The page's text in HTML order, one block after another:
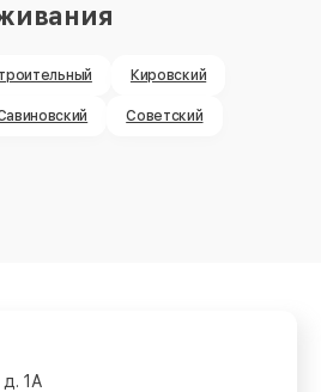
Кировский
Советский
д. 1А